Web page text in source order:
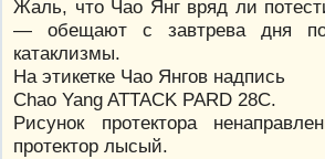
Жаль, что Чао Янг вряд ли
— обещают с завтрева дня
катаклизмы.
На этикетке Чао Янгов надпись
Chao Yang ATTACK PARD 28C.
Рисунок протектора
протектор лысый.